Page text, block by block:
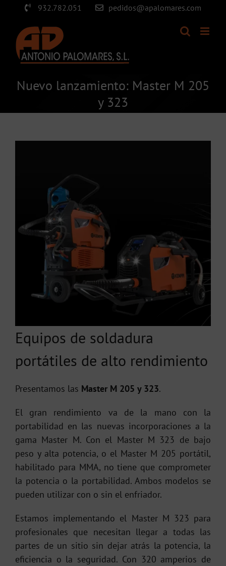
contenido
932.782.051 pedidos@apalomares.com
Nuevo lanzamiento: Master M 205
y 323
Equipos de soldadura
portátiles de alto rendimiento
Presentamos las Master M 205 y 323.
El gran rendimiento va de la mano con la
portabilidad en las nuevas incorporaciones a la
gama Master M. Con el Master M 323 de bajo
peso y alta potencia, o el Master M 205 portátil,
habilitado para MMA, no tiene que comprometer
la potencia o la portabilidad. Ambos modelos se
pueden utilizar con o sin el enfriador.
Estamos implementando el Master M 323 para
profesionales que necesitan llegar a todas las
partes de un sitio sin dejar atrás la potencia, la
eficiencia o la seguridad. Con 320 amperios de